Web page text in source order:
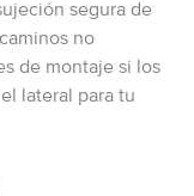
segura de
no
de montaje si los
lateral para tu